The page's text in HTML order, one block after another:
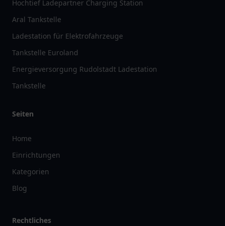
Hochtief Ladepartner Charging Station
Aral Tankstelle
Ladestation für Elektrofahrzeuge
Tankstelle Euroland
Energieversorgung Rudolstadt Ladestation
Tankstelle
Seiten
Home
Einrichtungen
Kategorien
Blog
Rechtliches